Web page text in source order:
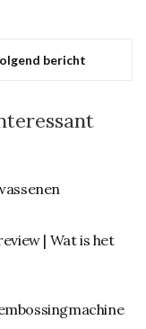
bericht
| Wat is het